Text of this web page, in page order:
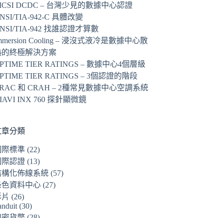
DCDC – 台灣少見的數據中心認證
TIA-942-C 具體改變
TIA-942 找誰認證才算數
Cooling – 浸沒式液冷是數據中心散
的終極解決方案
TIER RATINGS – 數據中心4個層級
TIER RATINGS – 3個認證的階段
和 CRAH – 2種常見數據中心空調系統
INX 760 探針顯微鏡
分類
際標準 (22)
際認證 (13)
構化佈線系統 (57)
色資料中心 (27)
(26)
(30)